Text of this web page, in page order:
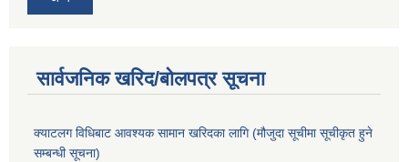
सार्वजनिक खरिद/बोलपत्र सूचना
क्याटलग विधिबाट आवश्यक सामान खरिदका लागि (मौजुदा सूचीमा सूचीकृत हुने
सम्बन्धी सूचना)